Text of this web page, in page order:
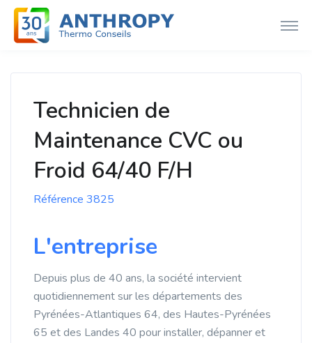
Technicien de
Maintenance CVC ou
Froid 64/40 F/H
Référence 3825
L'entreprise
Depuis plus de 40 ans, la société intervient
quotidiennement sur les départements des
Pyrénées-Atlantiques 64, des Hautes-Pyrénées
65 et des Landes 40 pour installer, dépanner et